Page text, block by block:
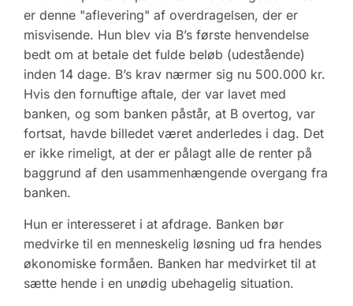
er denne "aflevering" af overdragelsen, der er
misvisende. Hun blev via B’s første henvendelse
bedt om at betale det fulde beløb (udestående)
inden 14 dage. B’s krav nærmer sig nu 500.000 kr.
Hvis den fornuftige aftale, der var lavet med
banken, og som banken påstår, at B overtog, var
fortsat, havde billedet været anderledes i dag. Det
er ikke rimeligt, at der er pålagt alle de renter på
baggrund af den usammenhængende overgang fra
banken.
Hun er interesseret i at afdrage. Banken bør
medvirke til en menneskelig løsning ud fra hendes
økonomiske formåen. Banken har medvirket til at
sætte hende i en unødig ubehagelig situation.